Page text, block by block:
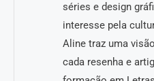
séries e design
interesse pela
Aline traz uma
cada resenha e